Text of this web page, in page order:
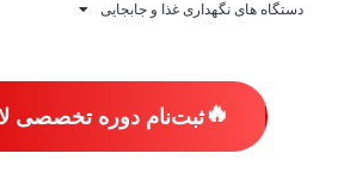
دستگاه های نگهداری غذا و جابجایی
🔥ثبت‌نام دوره تخصصی